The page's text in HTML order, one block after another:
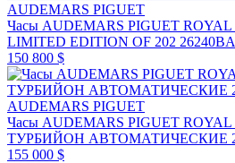
AUDEMARS PIGUET
Часы AUDEMARS PIGUET
LIMITED EDITION OF 202
150 800 $
AUDEMARS PIGUET
Часы AUDEMARS PIGUET
ТУРБИЙОН АВТОМАТИЧЕСКИЕ
155 000 $